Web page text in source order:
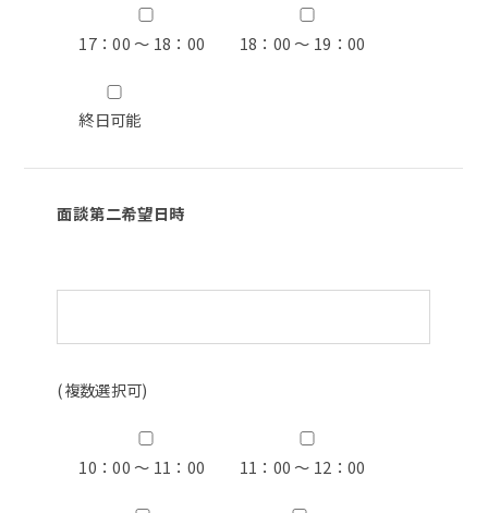
17：00 ～ 18：00 18：00 ～ 19：00
終日可能
面談第二希望日時
(複数選択可)
10：00 ～ 11：00 11：00 ～ 12：00